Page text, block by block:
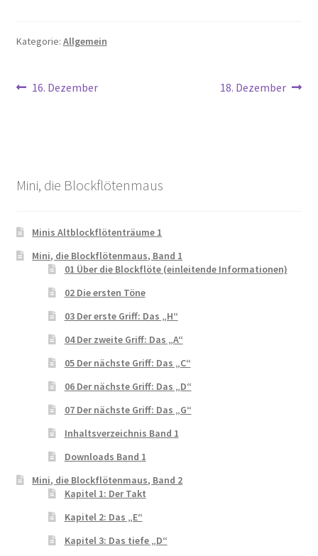
Kategorie: Allgemein
Beitragsnavigation
Vorheriger
16. Dezember
Nächster
18. Dezember
Mini, die Blockflötenmaus
Minis Altblockflötenträume 1
Mini, die Blockflötenmaus, Band 1
01 Über die Blockflöte (einleitende Informationen)
02 Die ersten Töne
03 Der erste Griff: Das „H“
04 Der zweite Griff: Das „A“
05 Der nächste Griff: Das „C“
06 Der nächste Griff: Das „D“
07 Der nächste Griff: Das „G“
Inhaltsverzeichnis Band 1
Downloads Band 1
Mini, die Blockflötenmaus, Band 2
Kapitel 1: Der Takt
Kapitel 2: Das „E“
Kapitel 3: Das tiefe „D“